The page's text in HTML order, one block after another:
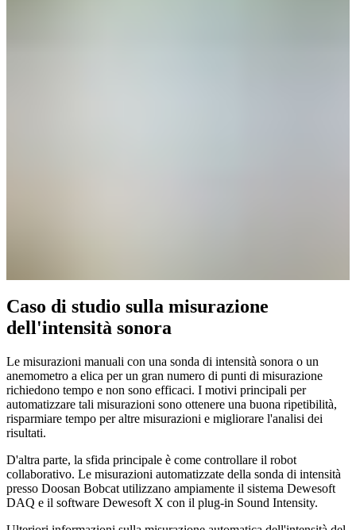
Caso di studio sulla misurazione
dell'intensità sonora
Le misurazioni manuali con una sonda di intensità sonora o un
anemometro a elica per un gran numero di punti di misurazione
richiedono tempo e non sono efficaci. I motivi principali per
automatizzare tali misurazioni sono ottenere una buona ripetibilità,
risparmiare tempo per altre misurazioni e migliorare l'analisi dei
risultati.
D'altra parte, la sfida principale è come controllare il robot
collaborativo. Le misurazioni automatizzate della sonda di intensità
presso Doosan Bobcat utilizzano ampiamente il sistema Dewesoft
DAQ e il software Dewesoft X con il plug-in Sound Intensity.